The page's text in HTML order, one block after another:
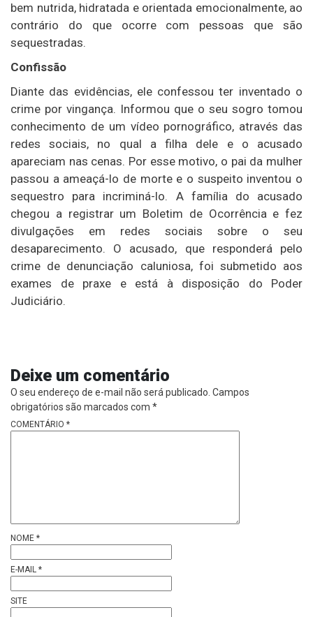
bem nutrida, hidratada e orientada emocionalmente, ao
contrário do que ocorre com pessoas que são
sequestradas.
Confissão
Diante das evidências, ele confessou ter inventado o
crime por vingança. Informou que o seu sogro tomou
conhecimento de um vídeo pornográfico, através das
redes sociais, no qual a filha dele e o acusado
apareciam nas cenas. Por esse motivo, o pai da mulher
passou a ameaçá-lo de morte e o suspeito inventou o
sequestro para incriminá-lo. A família do acusado
chegou a registrar um Boletim de Ocorrência e fez
divulgações em redes sociais sobre o seu
desaparecimento. O acusado, que responderá pelo
crime de denunciação caluniosa, foi submetido aos
exames de praxe e está à disposição do Poder
Judiciário.
Deixe um comentário
O seu endereço de e-mail não será publicado. Campos
obrigatórios são marcados com *
COMENTÁRIO *
NOME *
E-MAIL *
SITE